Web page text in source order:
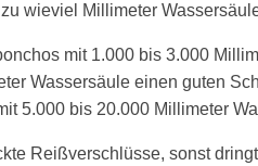
wieviel Millimeter
mit 1.000 bis 3.000
Wassersäule einen guten
5.000 bis 20.000 Millimeter
Reißverschlüsse, sonst